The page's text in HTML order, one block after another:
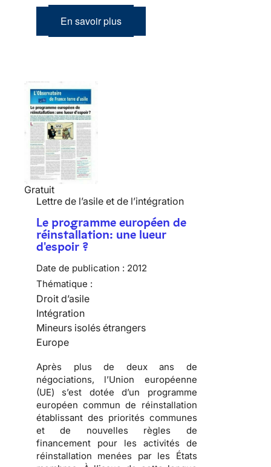
En savoir plus
Gratuit
Lettre de l’asile et de l’intégration
Le programme européen de
réinstallation: une lueur
d'espoir ?
Date de publication : 2012
Thématique :
Droit d’asile
Intégration
Mineurs isolés étrangers
Europe
Après plus de deux ans de
négociations, l’Union européenne
(UE) s’est dotée d’un programme
européen commun de réinstallation
établissant des priorités communes
et de nouvelles règles de
financement pour les activités de
réinstallation menées par les États